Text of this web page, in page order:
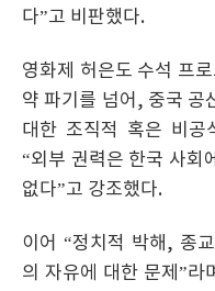
다”고 비판했다.
영화제 허은도 수석 프
약 파기를 넘어, 중국 공
대한 조직적 혹은 비공
“외부 권력은 한국 사회
없다”고 강조했다.
이어 “정치적 박해, 종
의 자유에 대한 문제”라